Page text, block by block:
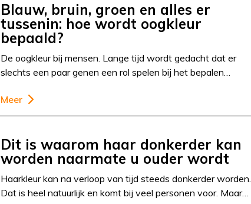
Blauw, bruin, groen en alles er
tussenin: hoe wordt oogkleur
bepaald?
De oogkleur bij mensen. Lange tijd wordt gedacht dat er
slechts een paar genen een rol spelen bij het bepalen…
Meer
Dit is waarom haar donkerder kan
worden naarmate u ouder wordt
Haarkleur kan na verloop van tijd steeds donkerder worden.
Dat is heel natuurlijk en komt bij veel personen voor. Maar…